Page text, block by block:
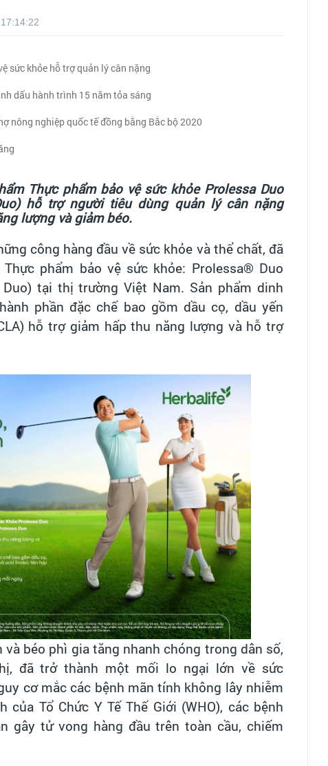
sức khỏe hỗ trợ quản lý cân nặng
dấu hành trình 15 năm tỏa sáng
nông nghiệp quốc tế đồng bằng Bắc bộ 2020
Thực phẩm bảo vệ sức khỏe Prolessa Duo
) hỗ trợ người tiêu dùng quản lý cân nặng
lượng và giảm béo.
công hàng đầu về sức khỏe và thể chất, đã
phẩm bảo vệ sức khỏe: Prolessa® Duo
tại thị trường Việt Nam. Sản phẩm dinh
phần đặc chế bao gồm dầu cọ, dầu yến
hỗ trợ giảm hấp thu năng lượng và hỗ trợ
béo phì gia tăng nhanh chóng trong dân số,
đã trở thành một mối lo ngại lớn về sức
cơ mắc các bệnh mãn tính không lây nhiễm
của Tổ Chức Y Tế Thế Giới (WHO), các bệnh
gây tử vong hàng đầu trên toàn cầu, chiếm